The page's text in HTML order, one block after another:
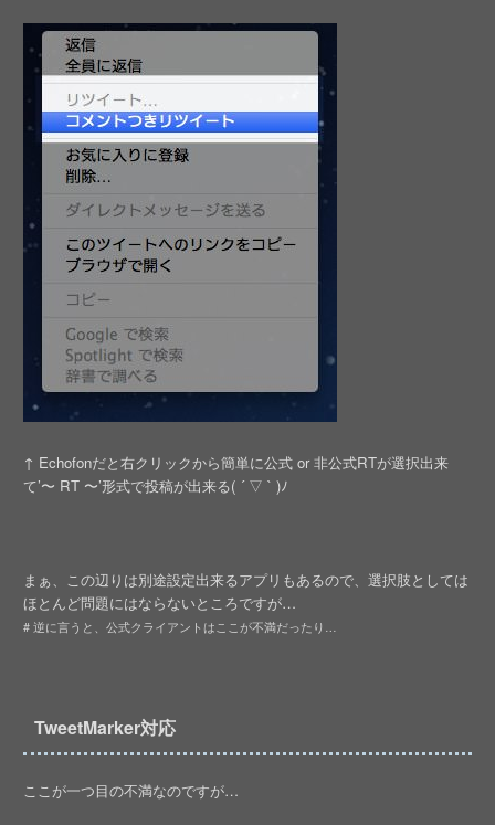
↑ Echofonだと右クリックから簡単に公式 or 非公式RTが選択出来
て’〜 RT 〜’形式で投稿が出来る( ´ ▽ ` )ﾉ
まぁ、この辺りは別途設定出来るアプリもあるので、選択肢としては
ほとんど問題にはならないところですが…
# 逆に言うと、公式クライアントはここが不満だったり…
TweetMarker対応
ここが一つ目の不満なのですが…